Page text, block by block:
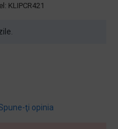
KLIPCR421
ţi opinia